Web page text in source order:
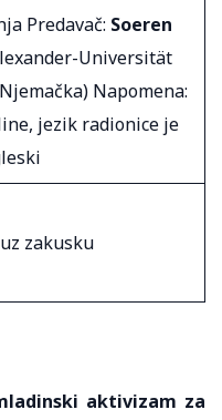
Predavač: Soeren
Universität
Napomena:
jezik radionice je
zakusku
aktivizam za